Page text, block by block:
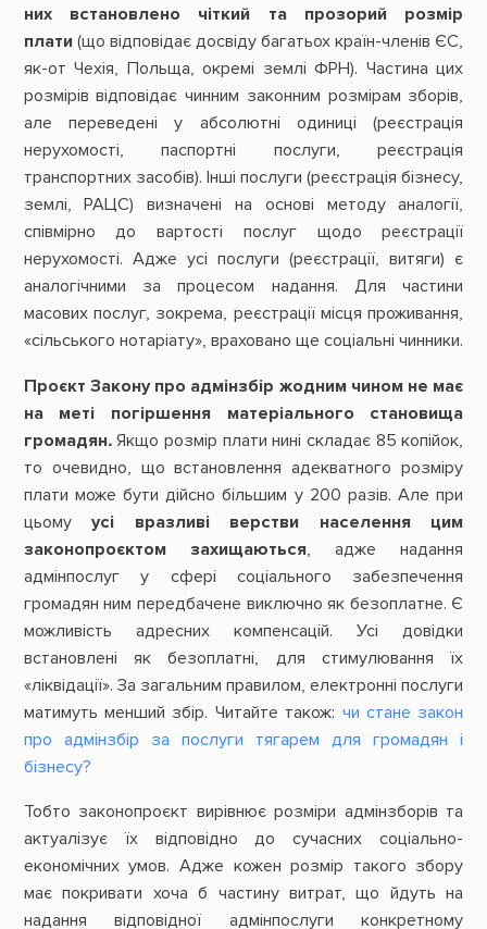
них встановлено чіткий та прозорий розмір
плати (що відповідає досвіду багатьох країн-членів ЄС,
як-от Чехія, Польща, окремі землі ФРН). Частина цих
розмірів відповідає чинним законним розмірам зборів,
але переведені у абсолютні одиниці (реєстрація
нерухомості, паспортні послуги, реєстрація
транспортних засобів). Інші послуги (реєстрація бізнесу,
землі, РАЦС) визначені на основі методу аналогії,
співмірно до вартості послуг щодо реєстрації
нерухомості. Адже усі послуги (реєстрації, витяги) є
аналогічними за процесом надання. Для частини
масових послуг, зокрема, реєстрації місця проживання,
«сільського нотаріату», враховано ще соціальні чинники.
Проєкт Закону про адмінзбір жодним чином не має
на меті погіршення матеріального становища
громадян.Якщо розмір плати нині складає 85 копійок,
то очевидно, що встановлення адекватного розміру
плати може бути дійсно більшим у 200 разів. Але при
цьомуусі вразливі верстви населення цим
законопроєктом захищаються, адже надання
адмінпослуг у сфері соціального забезпечення
громадян ним передбачене виключно як безоплатне. Є
можливість адресних компенсацій. Усі довідки
встановлені як безоплатні, для стимулювання їх
«ліквідації». За загальним правилом, електронні послуги
матимуть менший збір. Читайте також: чи стане закон
про адмінзбір за послуги тягарем для громадян і
бізнесу?
Тобто законопроєкт вирівнює розміри адмінзборів та
актуалізує їх відповідно до сучасних соціально-
економічних умов. Адже кожен розмір такого збору
має покривати хоча б частину витрат, що йдуть на
надання відповідної адмінпослуги конкретному